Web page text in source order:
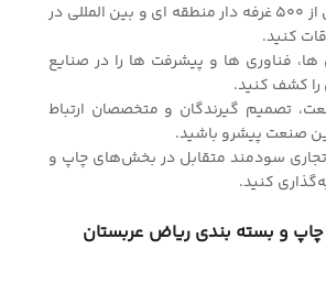
می توانید با بیش از 500 غرفه دار منطقه ای و بین المللی در
کنید.
ها، فناوری ها و پیشرفت ها را در صنایع
کشف کنید.
تصمیم گیرندگان و متخصصان ارتباط
این صنعت پیشرو باشید.
تجاری سودمند متقابل در بخش‌های چاپ و
کنید.
چاپ و بسته بندی ریاض عربستان